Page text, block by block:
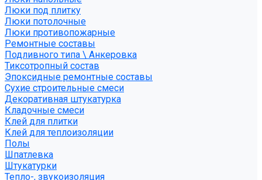
Люки под плитку
Люки потолочные
Люки противопожарные
Ремонтные составы
Подливного типа \ Анкеровка
Тиксотропный состав
Эпоксидные ремонтные составы
Сухие строительные смеси
Декоративная штукатурка
Кладочные смеси
Клей для плитки
Клей для теплоизоляции
Полы
Шпатлевка
Штукатурки
Тепло-, звукоизоляция